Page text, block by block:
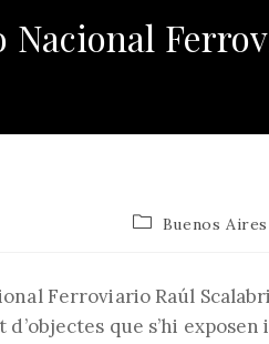
Nacional
Categoria
Buenos Aires
Ferroviario Raúl
que s’hi